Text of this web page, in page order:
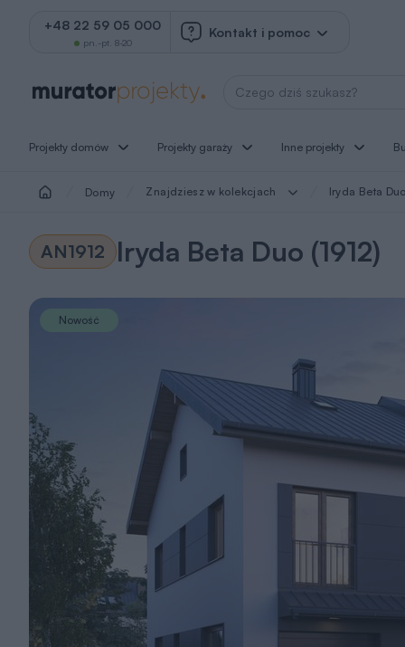
+48 22 59 05 000
pn.-pt. 8-20
Kontakt i pomoc
Wyszukaj projekt
Projekty domów Projekty garaży Inne projekty
Domy Znajdziesz w kolekcjach Iryda Beta
AN1912 Iryda Beta Duo (1912)
Nowość